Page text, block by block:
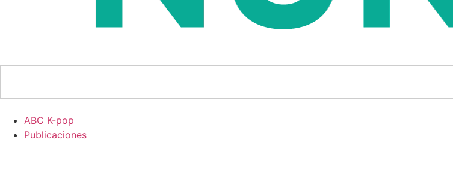
ABC K-pop
Publicaciones